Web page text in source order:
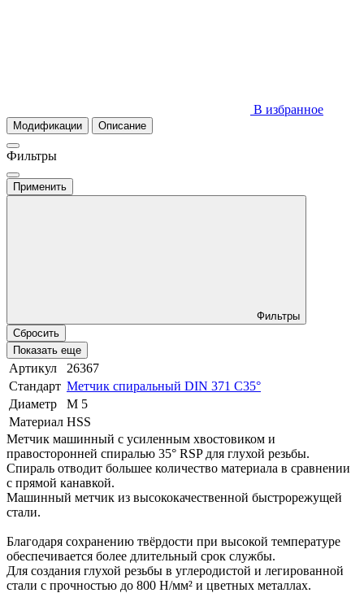
В избранное
Модификации Описание
Фильтры
Применить
Фильтры
Сбросить
Показать еще
Артикул
26367
Стандарт Метчик спиральный DIN 371 C35°
Диаметр
М 5
Материал HSS
Метчик машинный с усиленным хвостовиком и
правосторонней спиралью 35° RSP для глухой резьбы.
Спираль отводит большее количество материала в сравнении
с прямой канавкой.
Машинный метчик из высококачественной быстрорежущей
стали.
Благодаря сохранению твёрдости при высокой температуре
обеспечивается более длительный срок службы.
Для создания глухой резьбы в углеродистой и легированной
стали с прочностью до 800 Н/мм² и цветных металлах.